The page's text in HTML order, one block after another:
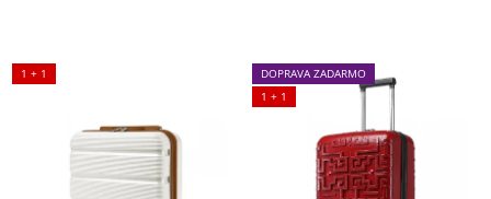
1 + 1
DOPRAVA ZADARMO
1 + 1